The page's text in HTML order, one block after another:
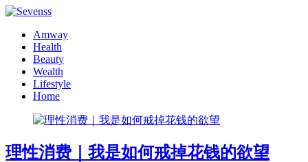
Amway
Health
Beauty
Wealth
Lifestyle
Home
理性消费｜我是如何戒掉花钱的欲望